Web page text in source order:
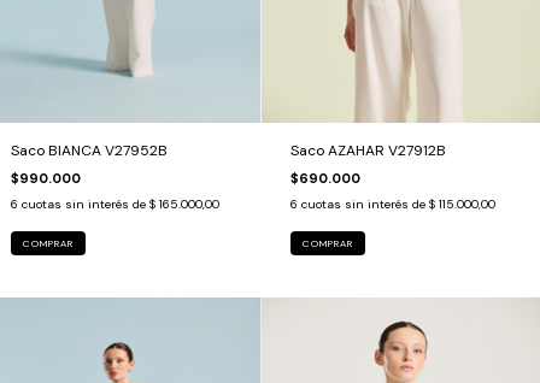
Saco BIANCA V27952B
$990.000
6 cuotas sin interés de $ 165.000,00
COMPRAR
Saco AZAHAR V27912B
$690.000
6 cuotas sin interés de $ 115.000,00
COMPRAR